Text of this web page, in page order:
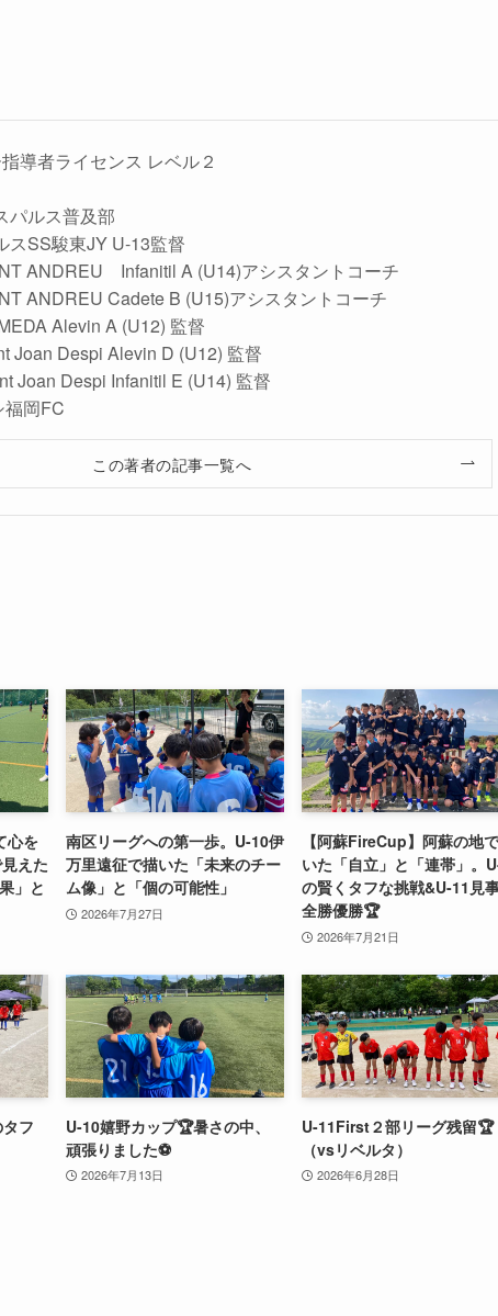
導者ライセンス レベル２
パルス普及部
スSS駿東JY U-13監督
ANDREU Infanitil A (U14)アシスタントコーチ
ANDREU Cadete B (U15)アシスタントコーチ
Alevin A (U12) 監督
Joan Despi Alevin D (U12) 監督
Despi Infanitil E (U14) 監督
岡FC
この著者の記事一覧へ
心を
えた
」と
南区リーグへの第一歩。U-10伊
万里遠征で描いた「未来のチー
ム像」と「個の可能性」
2026年7月27日
【阿蘇FireCup】阿蘇の地
いた「自立」と「連帯」。
の賢くタフな挑戦&U-11見
全勝優勝🏆
2026年7月21日
フ
U-10嬉野カップ🏆暑さの中、
頑張りました⚽️
2026年7月13日
U-11First２部リーグ残留🏆
（vsリベルタ）
2026年6月28日